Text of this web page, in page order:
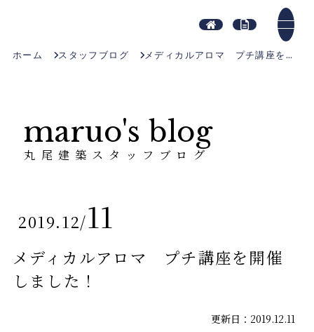
ホーム スタッフブログ メディカルアロマ プチ講座を開催しました！
maruo's blog
丸尾建築スタッフブログ
2019.12/11
メディカルアロマ プチ講座を開催
しました！
更新日：2019.12.11